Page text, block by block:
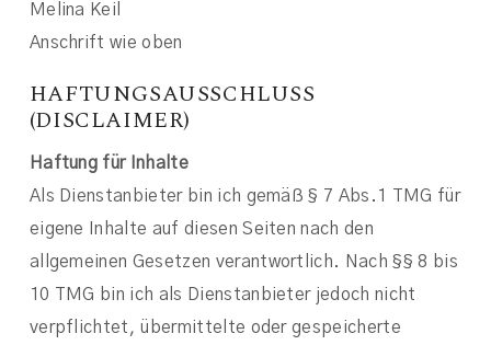
Melina Keil
Anschrift wie oben
HAFTUNGSAUSSCHLUSS
(DISCLAIMER)
Haftung für Inhalte
Als Dienstanbieter bin ich gemäß § 7 Abs.1 TMG für
eigene Inhalte auf diesen Seiten nach den
allgemeinen Gesetzen verantwortlich. Nach §§ 8 bis
10 TMG bin ich als Dienstanbieter jedoch nicht
verpflichtet, übermittelte oder gespeicherte